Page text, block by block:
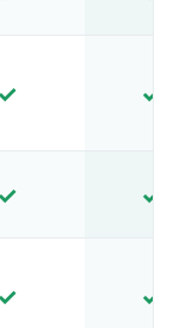
✓ ✓
✓ ✓
✓ ✓